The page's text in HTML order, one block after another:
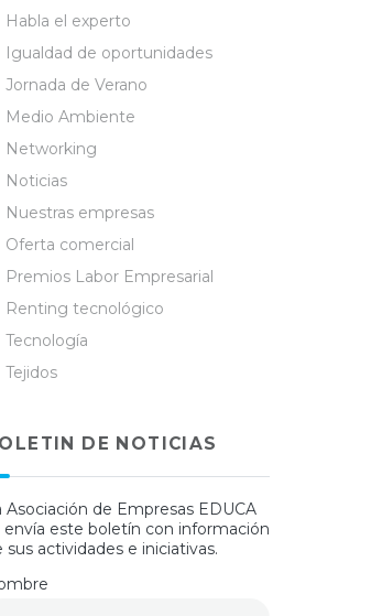
Habla el experto
Igualdad de oportunidades
Jornada de Verano
Medio Ambiente
Networking
Noticias
Nuestras empresas
Oferta comercial
Premios Labor Empresarial
Renting tecnológico
Tecnología
Tejidos
DE NOTICIAS
Asociación de Empresas EDUCA
este boletín con información
sus actividades e iniciativas.